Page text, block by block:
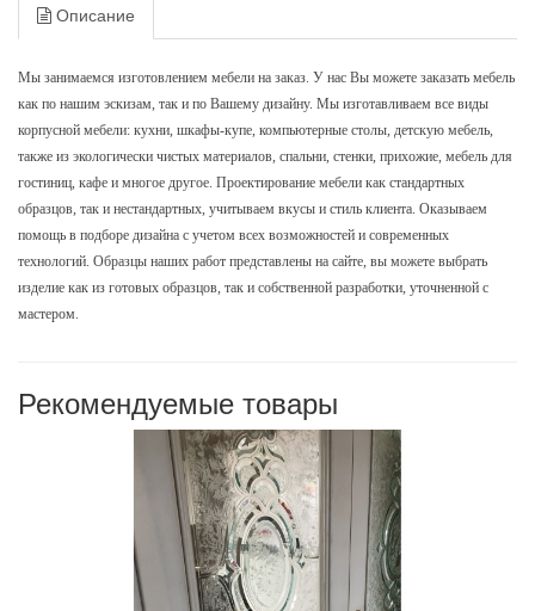
Описание
Мы занимаемся изготовлением мебели на заказ. У нас Вы можете заказать мебель
как по нашим эскизам, так и по Вашему дизайну. Мы изготавливаем все виды
корпусной мебели: кухни, шкафы-купе, компьютерные столы, детскую мебель,
также из экологически чистых материалов, спальни, стенки, прихожие, мебель для
гостиниц, кафе и многое другое. Проектирование мебели как стандартных
образцов, так и нестандартных, учитываем вкусы и стиль клиента. Оказываем
помощь в подборе дизайна с учетом всех возможностей и современных
технологий. Образцы наших работ представлены на сайте, вы можете выбрать
изделие как из готовых образцов, так и собственной разработки, уточненной с
мастером.
Рекомендуемые товары